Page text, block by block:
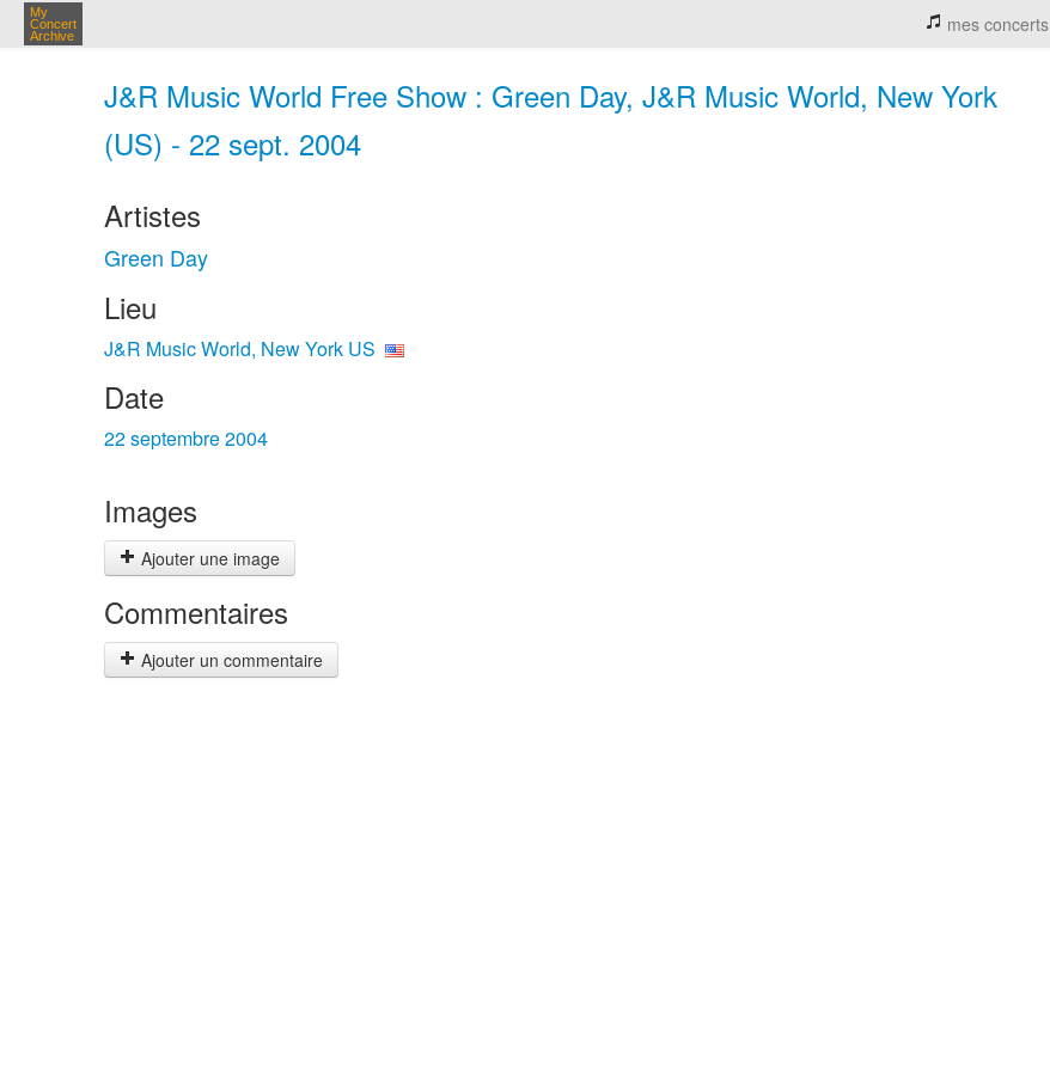
My
Concert
Archive
mes concerts
J&R Music World Free Show : Green Day, J&R Music World, New York
(US) - 22 sept. 2004
Artistes
Green Day
Lieu
J&R Music World, New York US
Date
22 septembre 2004
Images
Ajouter une image
Commentaires
Ajouter un commentaire